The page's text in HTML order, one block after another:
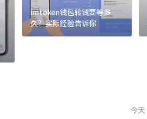
imtoken钱包转钱要等多
久？实际经验告诉你
今天